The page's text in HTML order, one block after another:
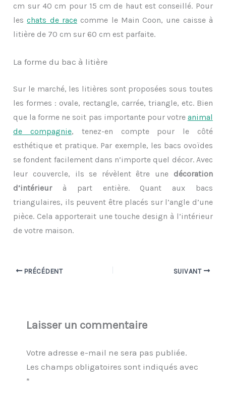
cm sur 40 cm pour 15 cm de haut est conseillé. Pour
leschats de racecomme le Main Coon, une caisse à
litière de 70 cm sur 60 cm est parfaite.
La forme du bac à litière
Sur le marché, les litières sont proposées sous toutes
les formes : ovale, rectangle, carrée, triangle, etc. Bien
que la forme ne soit pas importante pour votre animal
de compagnie, tenez-en compte pour le côté
esthétique et pratique. Par exemple, les bacs ovoïdes
se fondent facilement dans n’importe quel décor. Avec
leur couvercle, ils se révèlent être une décoration
d’intérieurà part entière. Quant aux bacs
triangulaires, ils peuvent être placés sur l’angle d’une
pièce. Cela apporterait une touche design à l’intérieur
de votre maison.
PRÉCÉDENT SUIVANT
Laisser un commentaire
Votre adresse e-mail ne sera pas publiée.
Les champs obligatoires sont indiqués avec
*